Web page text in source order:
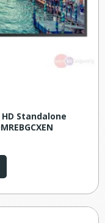
Standalone